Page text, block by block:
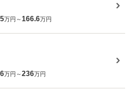
万円～166.6万円
万円～236万円